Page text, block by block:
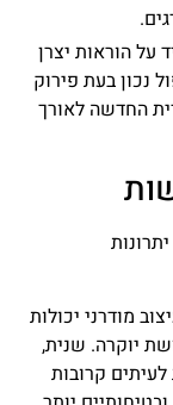
הוראות יצרן
נכון בעת פירוק
החדשה לאורך
מודרני יכולות
יוקרה. שנית,
לעיתים קרובות